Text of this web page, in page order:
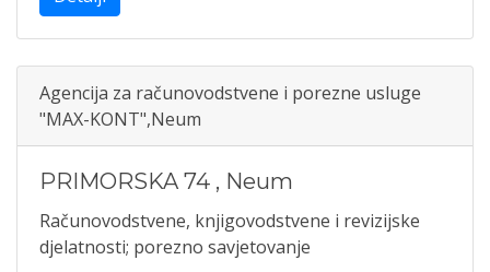
Agencija za računovodstvene i porezne usluge
"MAX-KONT",Neum
PRIMORSKA 74 , Neum
Računovodstvene, knjigovodstvene i revizijske
djelatnosti; porezno savjetovanje